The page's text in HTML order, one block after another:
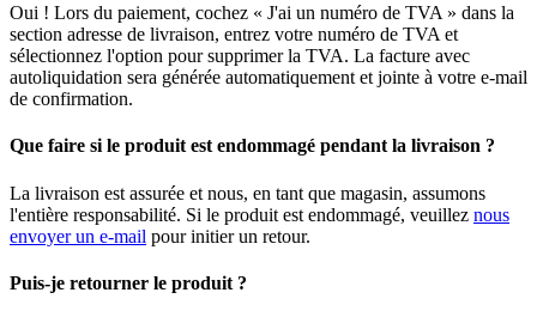
Oui ! Lors du paiement, cochez « J'ai un numéro de TVA » dans la
section adresse de livraison, entrez votre numéro de TVA et
sélectionnez l'option pour supprimer la TVA. La facture avec
autoliquidation sera générée automatiquement et jointe à votre e-mail
de confirmation.
Que faire si le produit est endommagé pendant la livraison ?
La livraison est assurée et nous, en tant que magasin, assumons
l'entière responsabilité. Si le produit est endommagé, veuillez nous
envoyer un e-mail pour initier un retour.
Puis-je retourner le produit ?